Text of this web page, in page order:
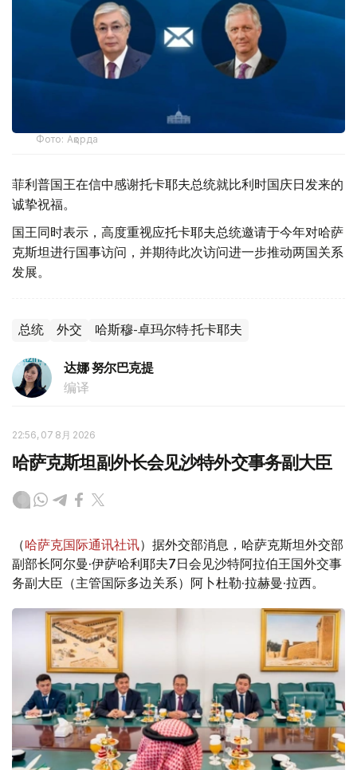
Фото: Ақорда
菲利普国王在信中感谢托卡耶夫总统就比利时国庆日发来的
诚挚祝福。
国王同时表示，高度重视应托卡耶夫总统邀请于今年对哈萨
克斯坦进行国事访问，并期待此次访问进一步推动两国关系
发展。
总统 外交 哈斯穆-卓玛尔特·托卡耶夫
达娜 努尔巴克提
编译
22:56, 07 8月 2026
哈萨克斯坦副外长会见沙特外交事务副大臣
（哈萨克国际通讯社讯）据外交部消息，哈萨克斯坦外交部
副部长阿尔曼·伊萨哈利耶夫7日会见沙特阿拉伯王国外交事
务副大臣（主管国际多边关系）阿卜杜勒·拉赫曼·拉西。